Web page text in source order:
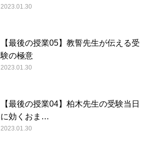
2023.01.30
【最後の授業05】教誓先生が伝える受
験の極意
2023.01.30
【最後の授業04】柏木先生の受験当日
に効くおま…
2023.01.30